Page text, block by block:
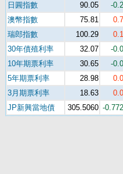
日圓指數
90.05 -
澳幣指數
75.81
瑞郎指數
100.29
30年債殖利率
32.07 -
10年期票利率
30.65 -
5年期票利率
28.98
3月期票利率
18.63
JP新興當地債
305.5060 -